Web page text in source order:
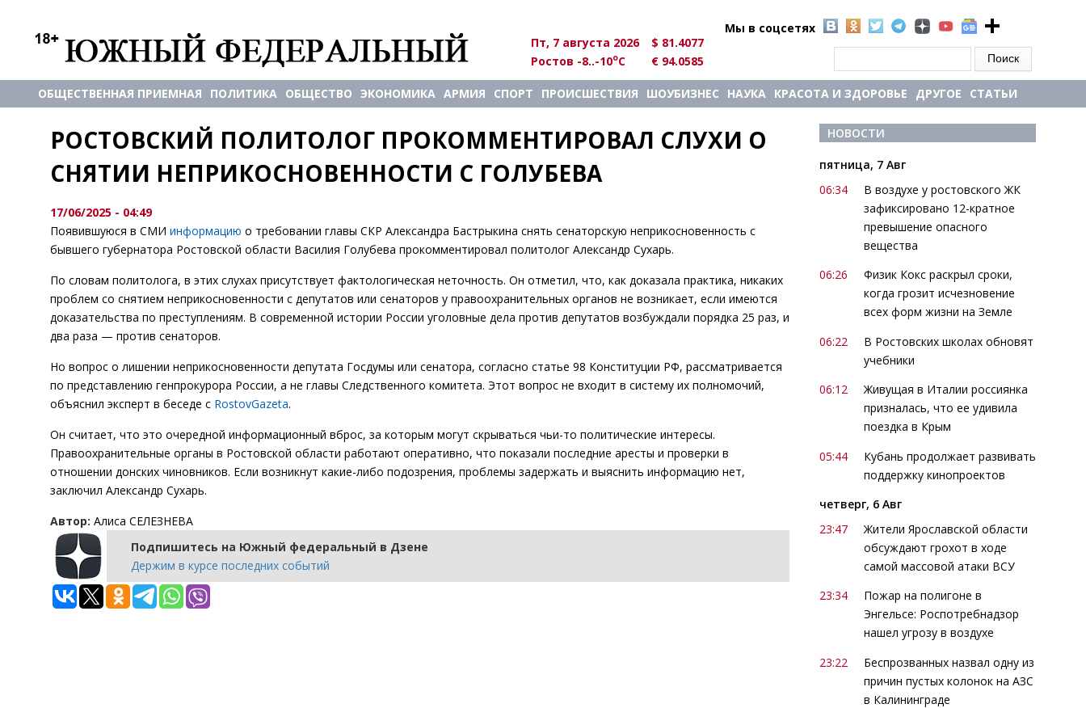
Мы в соцсетях
Пт, 7 августа 2026
$ 81.4077
Ростов -8..-10oC € 94.0585
ОБЩЕСТВЕННАЯ ПРИЕМНАЯ ПОЛИТИКА ОБЩЕСТВО ЭКОНОМИКА АРМИЯ СПОРТ ПРОИСШЕСТВИЯ ШОУБИЗНЕС НАУКА КРАСОТА И ЗДОРОВЬЕ ДРУГОЕ СТАТЬИ
РОСТОВСКИЙ ПОЛИТОЛОГ ПРОКОММЕНТИРОВАЛ СЛУХИ О
СНЯТИИ НЕПРИКОСНОВЕННОСТИ С ГОЛУБЕВА
17/06/2025 - 04:49
Появившуюся в СМИ информацию о требовании главы СКР Александра Бастрыкина снять сенаторскую неприкосновенность с
бывшего губернатора Ростовской области Василия Голубева прокомментировал политолог Александр Сухарь.
По словам политолога, в этих слухах присутствует фактологическая неточность. Он отметил, что, как доказала практика, никаких
проблем со снятием неприкосновенности с депутатов или сенаторов у правоохранительных органов не возникает, если имеются
доказательства по преступлениям. В современной истории России уголовные дела против депутатов возбуждали порядка 25 раз, и
два раза — против сенаторов.
Но вопрос о лишении неприкосновенности депутата Госдумы или сенатора, согласно статье 98 Конституции РФ, рассматривается
по представлению генпрокурора России, а не главы Следственного комитета. Этот вопрос не входит в систему их полномочий,
объяснил эксперт в беседе с RostovGazeta.
Он считает, что это очередной информационный вброс, за которым могут скрываться чьи-то политические интересы.
Правоохранительные органы в Ростовской области работают оперативно, что показали последние аресты и проверки в
отношении донских чиновников. Если возникнут какие-либо подозрения, проблемы задержать и выяснить информацию нет,
заключил Александр Сухарь.
Автор: Алиса СЕЛЕЗНЕВА
Подпишитесь на Южный федеральный в Дзене
Держим в курсе последних событий
НОВОСТИ
пятница, 7 Авг
06:34
В воздухе у ростовского ЖК
зафиксировано 12-кратное
превышение опасного
вещества
06:26
Физик Кокс раскрыл сроки,
когда грозит исчезновение
всех форм жизни на Земле
06:22
В Ростовских школах обновят
учебники
06:12
Живущая в Италии россиянка
призналась, что ее удивила
поездка в Крым
05:44
Кубань продолжает развивать
поддержку кинопроектов
четверг, 6 Авг
23:47
Жители Ярославской области
обсуждают грохот в ходе
самой массовой атаки ВСУ
23:34
Пожар на полигоне в
Энгельсе: Роспотребнадзор
нашел угрозу в воздухе
23:22
Беспрозванных назвал одну из
причин пустых колонок на АЗС
в Калининграде